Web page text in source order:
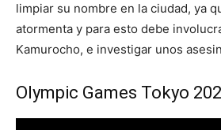
limpiar su nombre en la ciudad, ya
atormenta y para esto debe
Kamurocho, e investigar unos
Olympic Games Tokyo